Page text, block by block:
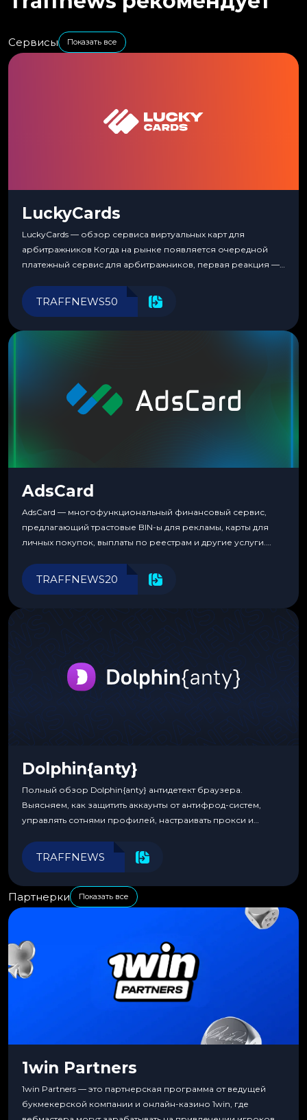
Сервисы Показать все
LuckyCards
LuckyCards — обзор сервиса виртуальных карт для
арбитражников Когда на рынке появляется очередной
платежный сервис для арбитражников, первая реакция —
перестаешь воспринимать всерьез любой новый продукт,
пока тот не докажет обратное делом. LuckyCards — история
TRAFFNEWS50
AdsCard
AdsCard — многофункциональный финансовый сервис,
предлагающий трастовые BIN-ы для рекламы, карты для
личных покупок, выплаты по реестрам и другие услуги.
инструменты для управления финансами.
TRAFFNEWS20
Dolphin{anty}
Полный обзор Dolphin{anty} антидетект браузера.
Выясняем, как защитить аккаунты от антифрод-систем,
управлять сотнями профилей, настраивать прокси и
эффективности.
TRAFFNEWS
Партнерки Показать все
1win Partners
1win Partners — это партнерская программа от ведущей
букмекерской компании и онлайн-казино 1win, где